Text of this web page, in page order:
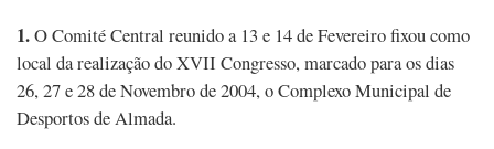
1.O Comité Central reunido a 13 e 14 de Fevereiro fixou como
local da realização do XVII Congresso, marcado para os dias
26, 27 e 28 de Novembro de 2004, o Complexo Municipal de
Desportos de Almada.